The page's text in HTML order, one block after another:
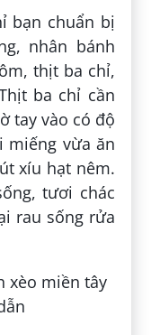
bạn chuẩn bị
nhân bánh
thịt ba chỉ,
ba chỉ cần
tay vào có độ
miếng vừa ăn
xíu hạt nêm.
tươi chác
rau sống rửa